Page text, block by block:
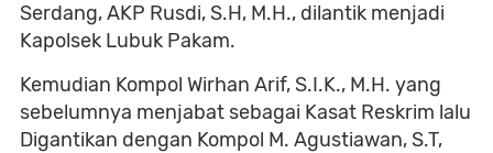
Serdang, AKP Rusdi, S.H, M.H., dilantik menjadi
Kapolsek Lubuk Pakam.
Kemudian Kompol Wirhan Arif, S.I.K., M.H. yang
sebelumnya menjabat sebagai Kasat Reskrim lalu
Digantikan dengan Kompol M. Agustiawan, S.T,